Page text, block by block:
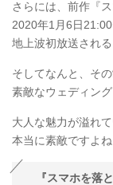
さらには、前作『
2020年1月6日
地上波初放送され
そしてなんと、そ
素敵なウェディン
大人な魅力が溢れ
本当に素敵ですよ
『スマホを落